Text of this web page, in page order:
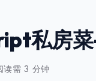
私房
读需 3 分钟